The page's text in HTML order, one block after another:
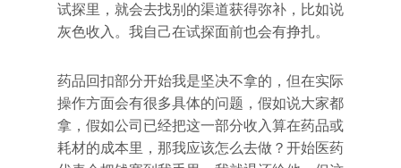
试探里，就会去找别的渠道获得弥补，比如说
灰色收入。我自己在试探面前也会有挣扎。
药品回扣部分开始我是坚决不拿的，但在实际
操作方面会有很多具体的问题，假如说大家都
拿，假如公司已经把这一部分收入算在药品或
耗材的成本里，那我应该怎么去做？开始医药